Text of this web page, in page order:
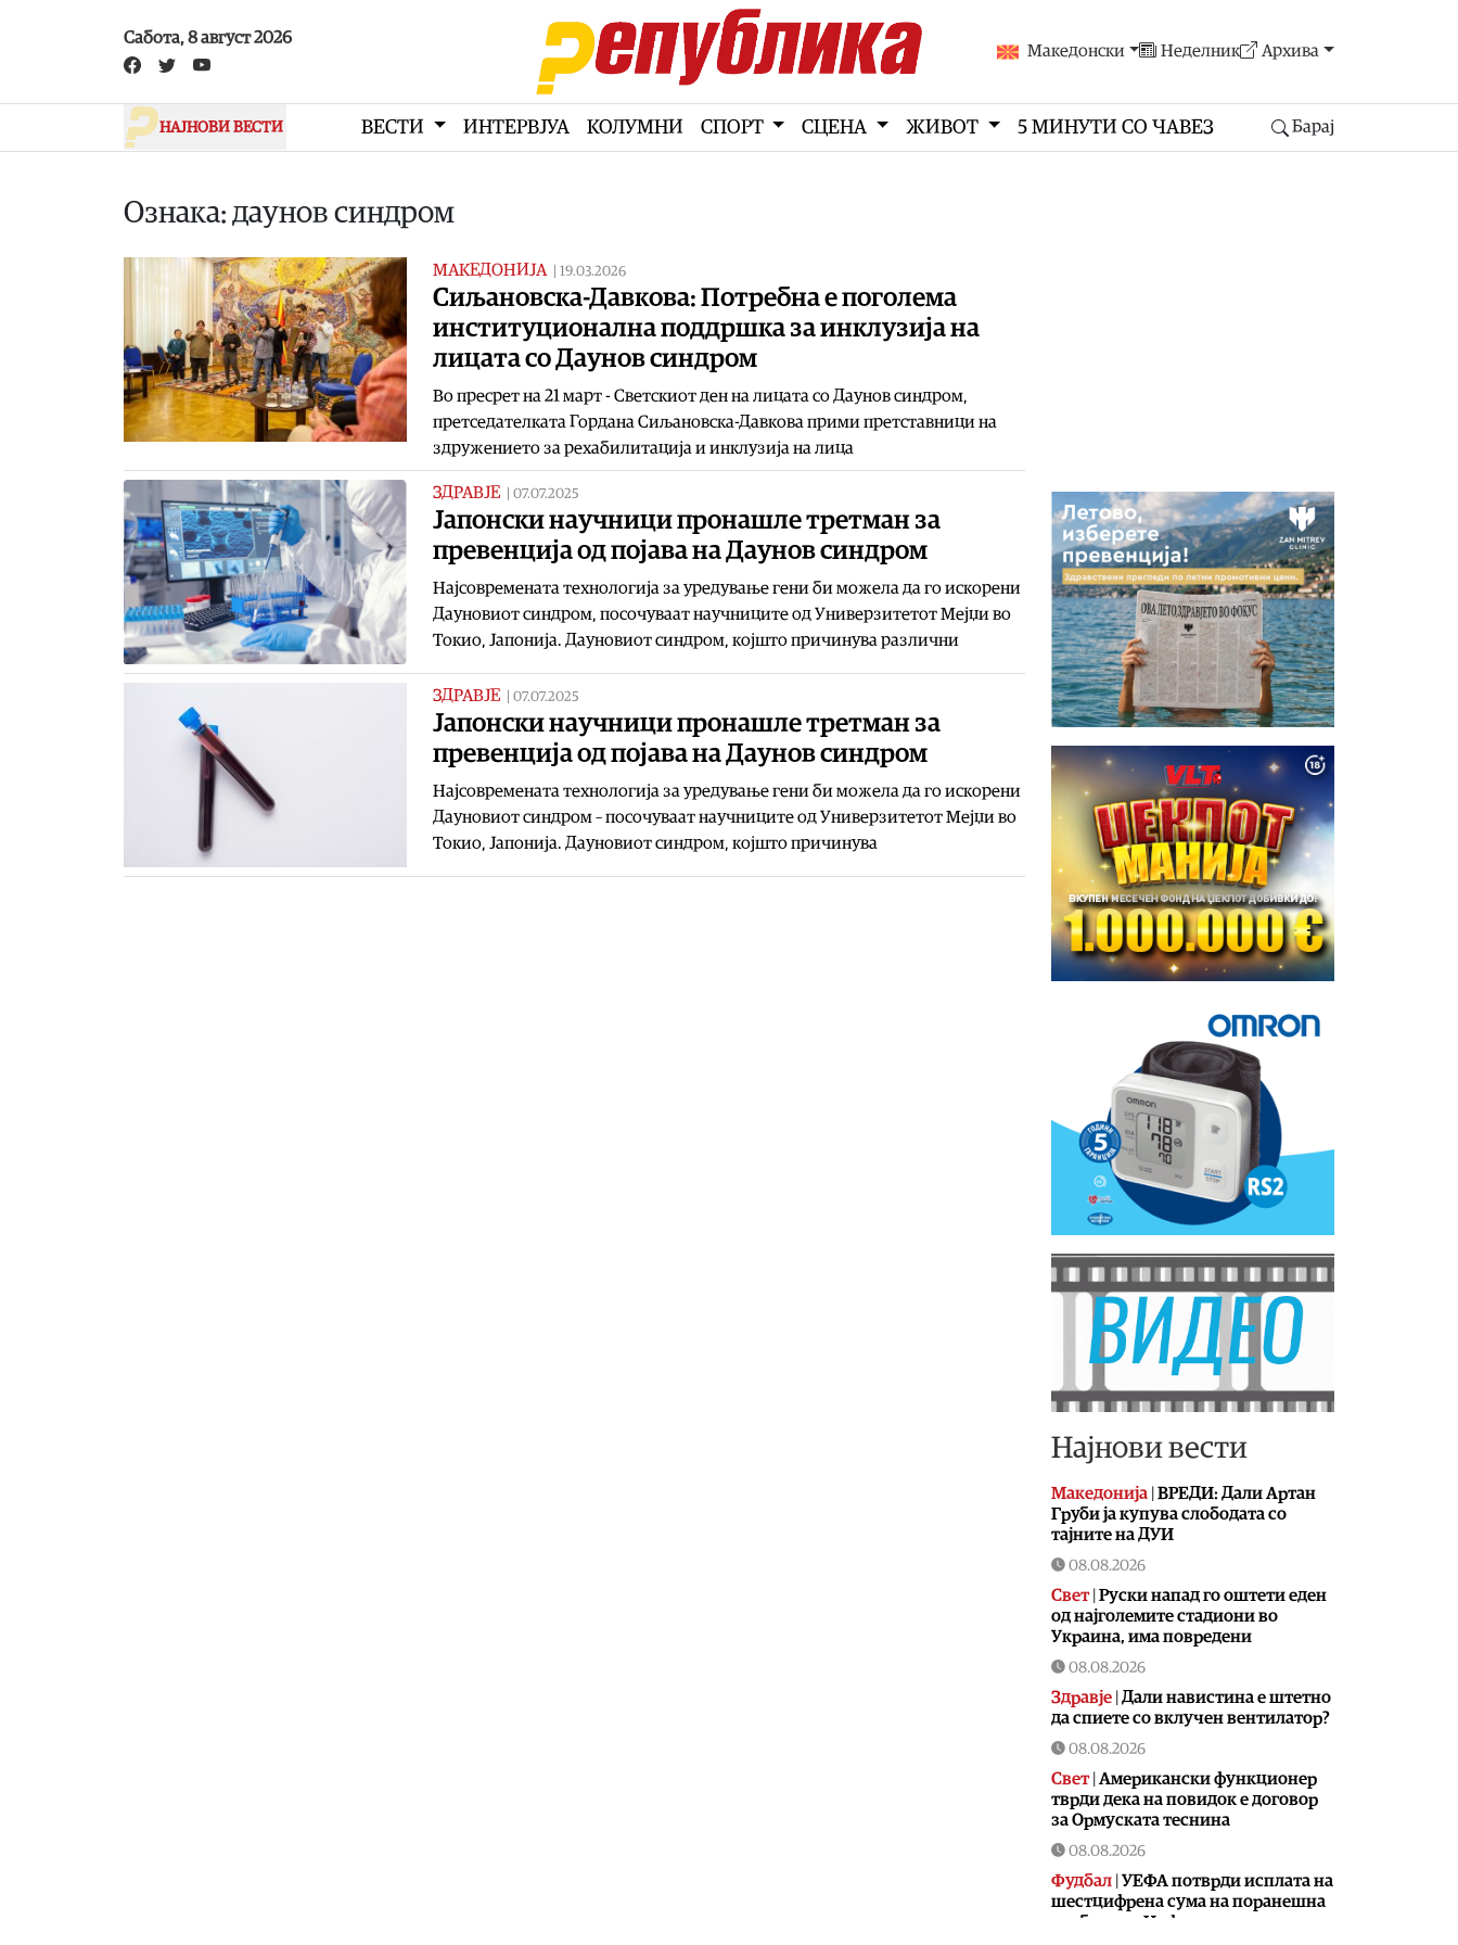
Сабота, 8 август 2026
Македонски Неделник Архива
НАЈНОВИ ВЕСТИ ВЕСТИ ИНТЕРВЈУА КОЛУМНИ СПОРТ СЦЕНА ЖИВОТ 5 МИНУТИ СО ЧАВЕЗ Барај
Ознака: даунов синдром
МАКЕДОНИЈА | 19.03.2026
Сиљановска-Давкова: Потребна е поголема
институционална поддршка за инклузија на
лицата со Даунов синдром
Во пресрет на 21 март - Светскиот ден на лицата со Даунов синдром,
претседателката Гордана Сиљановска-Давкова прими претставници на
здружението за рехабилитација и инклузија на лица
ЗДРАВЈЕ | 07.07.2025
Јапонски научници пронашле третман за
превенција од појава на Даунов синдром
Најсовремената технологија за уредување гени би можела да го искорени
Дауновиот синдром, посочуваат научниците од Универзитетот Мејџи во
Токио, Јапонија. Дауновиот синдром, којшто причинува различни
ЗДРАВЈЕ | 07.07.2025
Јапонски научници пронашле третман за
превенција од појава на Даунов синдром
Најсовремената технологија за уредување гени би можела да го искорени
Дауновиот синдром – посочуваат научниците од Универзитетот Мејџи во
Токио, Јапонија. Дауновиот синдром, којшто причинува
Најнови вести
Македонија | ВРЕДИ: Дали Артан
Груби ја купува слободата со
тајните на ДУИ
08.08.2026
Свет| Руски напад го оштети еден
од најголемите стадиони во
Украина, има повредени
08.08.2026
Здравје | Дали навистина е штетно
да спиете со вклучен вентилатор?
08.08.2026
Свет| Американски функционер
тврди дека на повидок е договор
за Ормуската теснина
08.08.2026
Фудбал | УЕФА потврди исплата на
шестцифрена сума на поранешна
вработена, Инфантино ги негира